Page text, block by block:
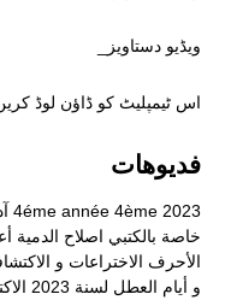
ویڈیو دستاویز_
اس ٹیمپلیٹ کو ڈاؤن لوڈ
فديوهات
2023
4ème
4éme année
خاصة بالكتبي اصلاح الدمية
الأحرف الاختراعات و
و أيام العطل لسنة 2023